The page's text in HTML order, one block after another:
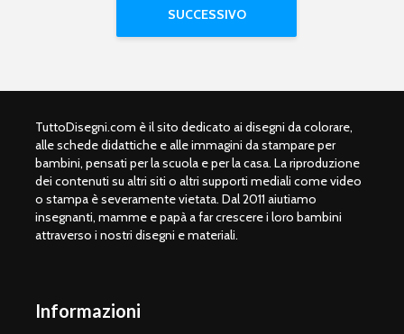
SUCCESSIVO
TuttoDisegni.com è il sito dedicato ai disegni da colorare,
alle schede didattiche e alle immagini da stampare per
bambini, pensati per la scuola e per la casa. La riproduzione
dei contenuti su altri siti o altri supporti mediali come video
o stampa è severamente vietata. Dal 2011 aiutiamo
insegnanti, mamme e papà a far crescere i loro bambini
attraverso i nostri disegni e materiali.
Informazioni